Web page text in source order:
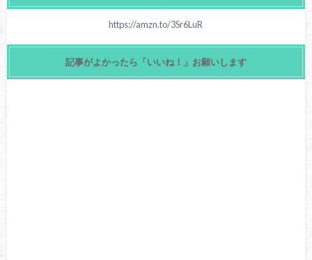
https://amzn.to/3Sr6LuR
記事がよかったら「いいね！」お願いします